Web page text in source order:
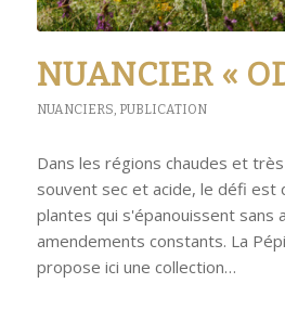
NUANCIER «
NUANCIERS PUBLICATION
Dans les régions chaudes et
souvent sec et acide, le défi est
plantes qui s'épanouissent sans
amendements constants. La
propose ici une collection…